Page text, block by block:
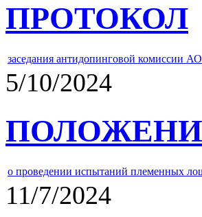
ПРОТОКОЛ
заседания антидопинговой комиссии
5/10/2024
о проведении испытаний племенных
11/7/2024